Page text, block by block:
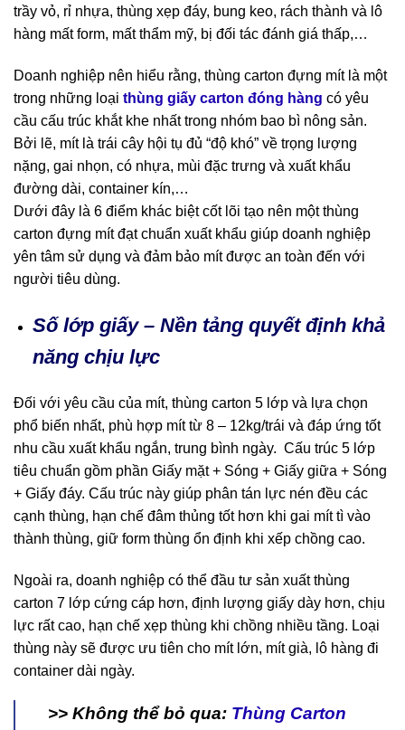
trầy vỏ, rỉ nhựa, thùng xẹp đáy, bung keo, rách thành và lô
hàng mất form, mất thẩm mỹ, bị đối tác đánh giá thấp,…
Doanh nghiệp nên hiểu rằng, thùng carton đựng mít là một
trong những loại thùng giấy carton đóng hàng có yêu
cầu cấu trúc khắt khe nhất trong nhóm bao bì nông sản.
Bởi lẽ, mít là trái cây hội tụ đủ “độ khó” về trọng lượng
nặng, gai nhọn, có nhựa, mùi đặc trưng và xuất khẩu
đường dài, container kín,…
Dưới đây là 6 điểm khác biệt cốt lõi tạo nên một thùng
carton đựng mít đạt chuẩn xuất khẩu giúp doanh nghiệp
yên tâm sử dụng và đảm bảo mít được an toàn đến với
người tiêu dùng.
Số lớp giấy – Nền tảng quyết định khả
năng chịu lực
Đối với yêu cầu của mít, thùng carton 5 lớp và lựa chọn
phổ biến nhất, phù hợp mít từ 8 – 12kg/trái và đáp ứng tốt
nhu cầu xuất khẩu ngắn, trung bình ngày. Cấu trúc 5 lớp
tiêu chuẩn gồm phần Giấy mặt + Sóng + Giấy giữa + Sóng
+ Giấy đáy. Cấu trúc này giúp phân tán lực nén đều các
cạnh thùng, hạn chế đâm thủng tốt hơn khi gai mít tì vào
thành thùng, giữ form thùng ổn định khi xếp chồng cao.
Ngoài ra, doanh nghiệp có thể đầu tư sản xuất thùng
carton 7 lớp cứng cáp hơn, định lượng giấy dày hơn, chịu
lực rất cao, hạn chế xẹp thùng khi chồng nhiều tầng. Loại
thùng này sẽ được ưu tiên cho mít lớn, mít già, lô hàng đi
container dài ngày.
>> Không thể bỏ qua: Thùng Carton